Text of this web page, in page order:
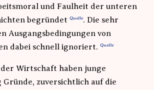
und Faulheit der unteren
begründet
. Die sehr
Ausgangsbedingungen von
dabei schnell ignoriert.
Wirtschaft haben junge
Gründe, zuversichtlich auf die